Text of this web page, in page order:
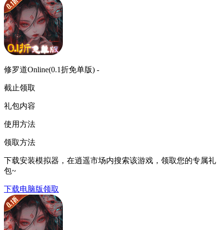
修罗道Online(0.1折免单版) -
截止领取
礼包内容
使用方法
领取方法
下载安装模拟器，在逍遥市场内搜索该游戏，领取您的专属礼
包~
下载电脑版领取